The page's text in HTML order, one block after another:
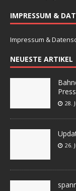
IMPRESSUM &
Impressum &
NEUESTE ARTIKEL
28.
26.